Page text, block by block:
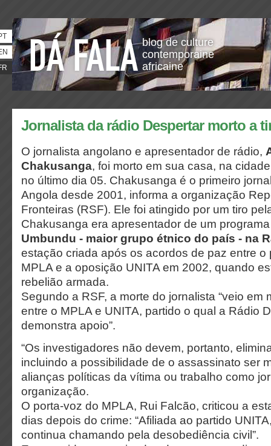
blog de culture
contemporaine
africaine
Jornalista da rádio Despertar morto a
O jornalista angolano e apresentador de rádio,
Chakusanga, foi morto em sua casa, na
no último dia 05. Chakusanga é o primeiro
Angola desde 2001, informa a organização
Fronteiras (RSF). Ele foi atingido por um tiro
Chakusanga era apresentador de um
Umbundu - maior grupo étnico do país - na
estação criada após os acordos de paz entre o
MPLA e a oposição UNITA em 2002, quando
rebelião armada.
Segundo a RSF, a morte do jornalista “veio em
entre o MPLA e UNITA, partido o qual a Rádio
demonstra apoio”.
“Os investigadores não devem, portanto,
incluindo a possibilidade de o assassinato ser
alianças políticas da vítima ou trabalho como
organização.
O porta-voz do MPLA, Rui Falcão, criticou a
dias depois do crime: “Afiliada ao partido
continua chamando pela desobediência civil”.